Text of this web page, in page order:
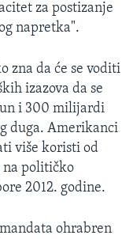
za postizanje
napretka".
zna da će se voditi
izazova da se
i 300 milijardi
duga. Amerikanci
više koristi od
na političko
2012. godine.
ohrabren